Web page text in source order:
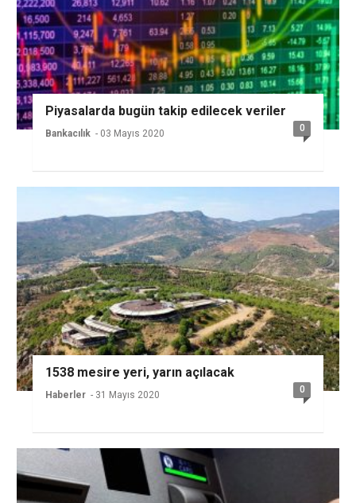
Piyasalarda bugün takip edilecek veriler
Bankacılık - 03 Mayıs 2020 0
1538 mesire yeri, yarın açılacak
Haberler - 31 Mayıs 2020 0